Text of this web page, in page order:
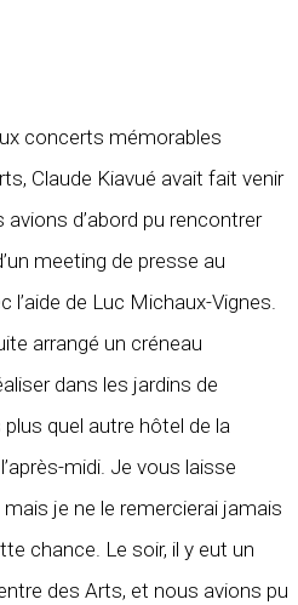
concerts mémorables
Claude Kiavué avait fait venir
d’abord pu rencontrer
meeting de presse au
l’aide de Luc Michaux-Vignes.
arrangé un créneau
dans les jardins de
plus quel autre hôtel de la
midi. Je vous laisse
mais je ne le remercierai jamais
chance. Le soir, il y eut un
des Arts, et nous avions pu